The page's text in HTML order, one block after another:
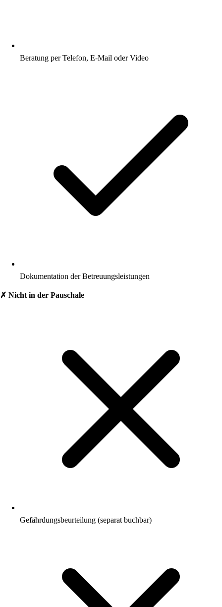
Beratung per Telefon, E-Mail oder Video
Dokumentation der Betreuungsleistungen
✗ Nicht in der Pauschale
Gefährdungsbeurteilung (separat buchbar)